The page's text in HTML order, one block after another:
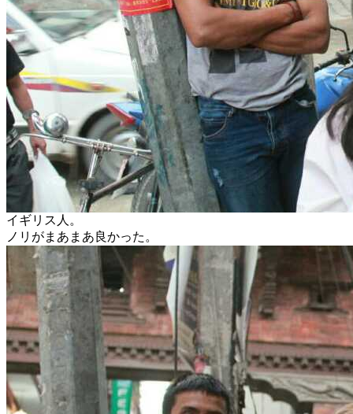
イギリス人。
ノリがまあまあ良かった。